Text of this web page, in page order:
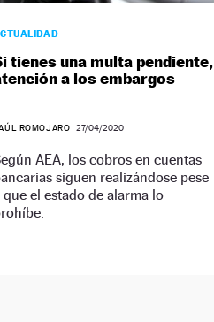
tienes una multa pendiente,
a los embargos
ROMOJARO |27/04/2020
AEA, los cobros en cuentas
siguen realizándose pese
que el estado de alarma lo